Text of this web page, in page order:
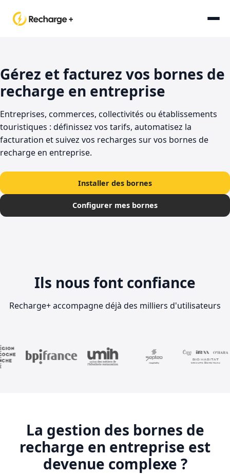
Gérez et facturez vos bornes de
recharge en entreprise
Entreprises, commerces, collectivités ou établissements
touristiques : définissez vos tarifs, automatisez la
facturation et suivez vos recharges sur vos bornes de
recharge en entreprise.
Installer des bornes
Configurer mes bornes
Ils nous font confiance
Recharge+ accompagne déjà des milliers d'utilisateurs
La gestion des bornes de
recharge en entreprise est
devenue complexe ?